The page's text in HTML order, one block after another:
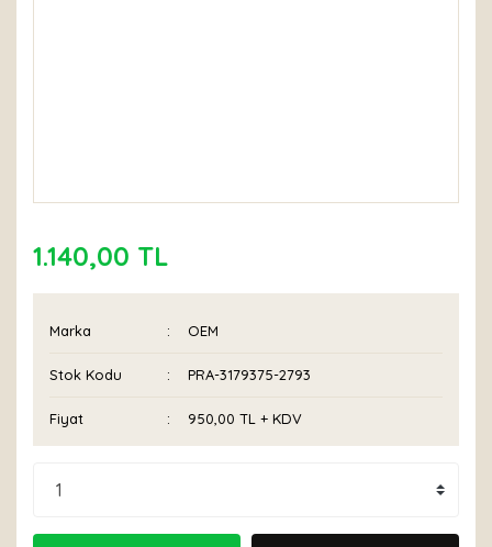
1.140,00 TL
Marka OEM
Stok Kodu PRA-3179375-2793
Fiyat 950,00 TL + KDV